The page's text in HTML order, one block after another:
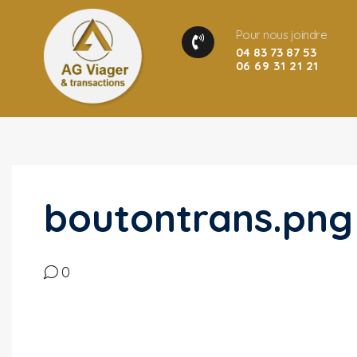
04 83 73 87 53
06 69 31 21 21
Pour nous joindre
boutontrans.png
0